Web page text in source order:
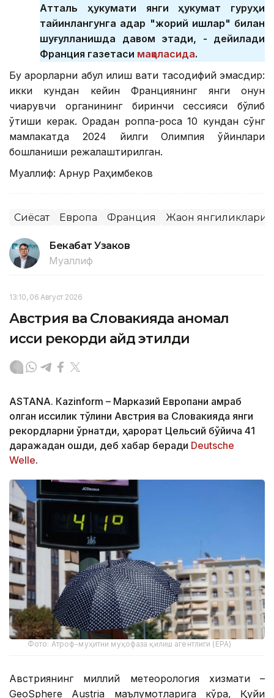
Атталь ҳукумати янги ҳукумат гуруҳи
тайинлангунга қадар "жорий ишлар" билан
шуғулланишда давом этади, - дейилади
Франция газетаси мақоласида.
Бу қарорларни қабул қилиш вақти тасодифий эмасдир:
икки кундан кейин Франциянинг янги қонун
чиқарувчи органининг биринчи сессияси бўлиб
ўтиши керак. Орадан роппа-роса 10 кундан сўнг
мамлакатда 2024 йилги Олимпия ўйинлари
бошланиши режалаштирилган.
Муаллиф: Арнур Раҳимбеков
Сиёсат Европа Франция Жаҳон янгиликлари
Бекабат Узаков
Муаллиф
13:10, 06 Август 2026
Австрия ва Словакияда аномал
иссиқ рекорди қайд этилди
ASTANА. Кazinform – Марказий Европани қамраб
олган иссиқлик тўлқини Австрия ва Словакияда янги
рекордларни ўрнатди, ҳарорат Цельсий бўйича 41
даражадан ошди, деб хабар беради Deutsche
Welle.
Фото: Атроф-муҳитни муҳофаза қилиш агентлиги (EPA)
Австриянинг миллий метеорология хизмати –
GeoSphere Austria маълумотларига кўра, Қуйи